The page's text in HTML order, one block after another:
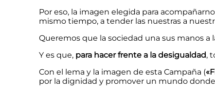
Por eso, la imagen elegida para
mismo tiempo, a tender las nuestras a
Queremos que la sociedad una sus manos
Y es que, para hacer frente a la desigualdad,
Con el lema y la imagen de esta Campaña (
por la dignidad y promover un mundo